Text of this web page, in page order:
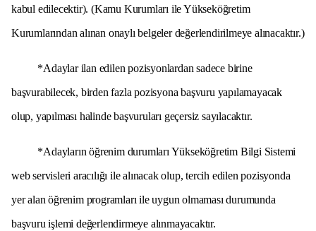
kabul edilecektir). (Kamu Kurumları ile Yükseköğretim
Kurumlarından alınan onaylı belgeler değerlendirilmeye alınacaktır.)
*Adaylar ilan edilen pozisyonlardan sadece birine
başvurabilecek, birden fazla pozisyona başvuru yapılamayacak
olup, yapılması halinde başvuruları geçersiz sayılacaktır.
*Adayların öğrenim durumları Yükseköğretim Bilgi Sistemi
web servisleri aracılığı ile alınacak olup, tercih edilen pozisyonda
yer alan öğrenim programları ile uygun olmaması durumunda
başvuru işlemi değerlendirmeye alınmayacaktır.